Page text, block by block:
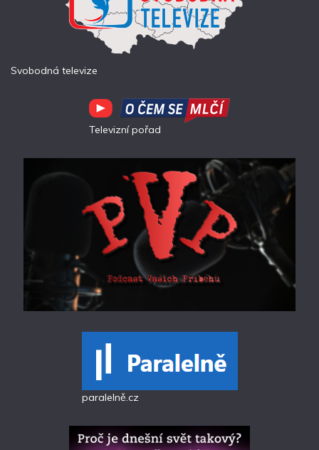
Svobodná televize
Televizní pořad
paralelně.cz